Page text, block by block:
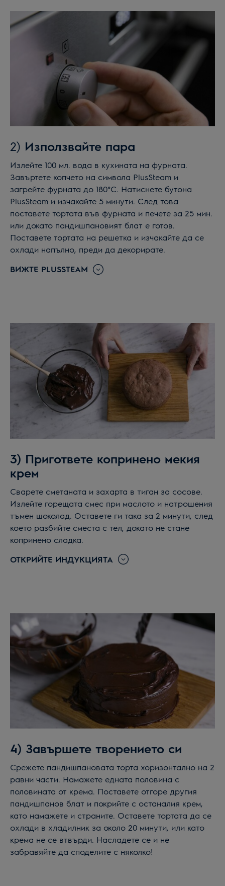
2) Използвайте пара
Излейте 100 мл. вода в кухината на фурната.
Завъртете копчето на символа PlusSteam и
загрейте фурната до 180°C. Натиснете бутона
PlusSteam и изчакайте 5 минути. След това
поставете тортата във фурната и печете за 25 мин.
или докато пандишпановият блат е готов.
Поставете тортата на решетка и изчакайте да се
охлади напълно, преди да декорирате.
ВИЖТЕ PLUSSTEAM
3) Пригответе копринено мекия
крем
Сварете сметаната и захарта в тиган за сосове.
Излейте горещата смес при маслото и натрошения
тъмен шоколад. Оставете ги така за 2 минути, след
което разбийте сместа с тел, докато не стане
копринено сладка.
ОТКРИЙТЕ ИНДУКЦИЯТА
4) Завършете творението си
Срежете пандишпановата торта хоризонтално на 2
равни части. Намажете едната половина с
половината от крема. Поставете отгоре другия
пандишпанов блат и покрийте с останалия крем,
като намажете и страните. Оставете тортата да се
охлади в хладилник за около 20 минути, или като
крема не се втвърди. Насладете се и не
забравяйте да споделите с няколко!